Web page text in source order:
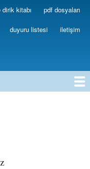
kitabı pdf dosyaları
duyuru listesi iletişim